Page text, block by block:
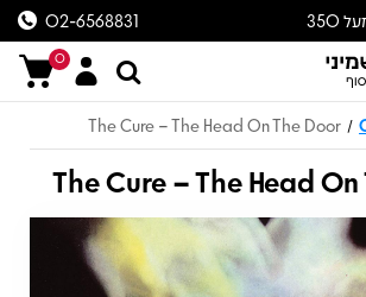
משלוח חינם עד הבית מעל 350
02-6568831
0
/
The Cure – The Head On The Door
The Cure – The Head